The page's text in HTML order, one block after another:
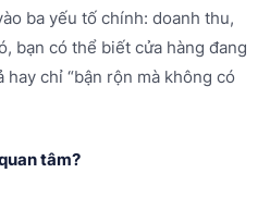
ba yếu tố chính: doanh thu,
bạn có thể biết cửa hàng đang
chỉ “bận rộn mà không có
tâm?